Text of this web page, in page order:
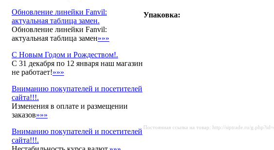
Обновление линейки Fanvil:
актуальная таблица замен.
Обновление линейки Fanvil:
актуальная таблица замен»»»
С Новым Годом и Рождеством!.
С 31 декабря по 12 января наш магазин
не работает!»»»
Вниманию покупателей и посетителей
сайта!!!.
Изменения в оплате и размещении
заказов»»»
Вниманию покупателей и посетителей
сайта!!!.
Упаковка:
Постоянная ссылка на товар: http://siptrade.ru/